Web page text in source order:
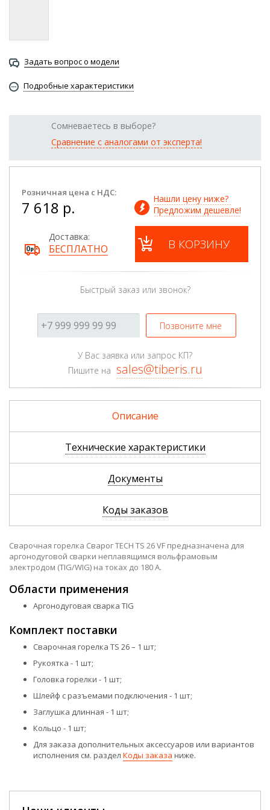
Задать вопрос о модели
Подробные характеристики
Сомневаетесь в выборе?
Сравнение с аналогами от эксперта!
Розничная цена с НДС:
7 618 р.
Нашли цену ниже?
Предложим дешевле!
Доставка:
БЕСПЛАТНО В КОРЗИНУ
Быстрый заказ или звонок?
Позвоните мне
У Вас заявка или запрос КП?
Пишите на sales@tiberis.ru
Описание
Технические характеристики
Документы
Коды заказов
Сварочная горелка Сварог TECH TS 26 VF предназначена для
аргонодуговой сварки неплавящимся вольфрамовым
электродом (TIG/WIG) на токах до 180 А.
Области применения
Аргонодуговая сварка TIG
Комплект поставки
Сварочная горелка TS 26 – 1 шт;
Рукоятка - 1 шт;
Головка горелки - 1 шт;
Шлейф с разъемами подключения - 1 шт;
Заглушка длинная - 1 шт;
Кольцо - 1 шт;
Для заказа дополнительных аксессуаров или вариантов
исполнения см. раздел Коды заказа ниже.